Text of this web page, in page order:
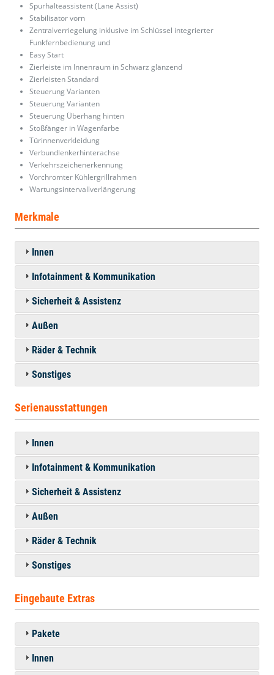
Spurhalteassistent (Lane Assist)
Stabilisator vorn
Zentralverriegelung inklusive im Schlüssel integrierter
Funkfernbedienung und
Easy Start
Zierleiste im Innenraum in Schwarz glänzend
Zierleisten Standard
Steuerung Varianten
Steuerung Varianten
Steuerung Überhang hinten
Stoßfänger in Wagenfarbe
Türinnenverkleidung
Verbundlenkerhinterachse
Verkehrszeichenerkennung
Vorchromter Kühlergrillrahmen
Wartungsintervallverlängerung
Merkmale
Innen
Infotainment & Kommunikation
Sicherheit & Assistenz
Außen
Räder & Technik
Sonstiges
Serienausstattungen
Innen
Infotainment & Kommunikation
Sicherheit & Assistenz
Außen
Räder & Technik
Sonstiges
Eingebaute Extras
Pakete
Innen